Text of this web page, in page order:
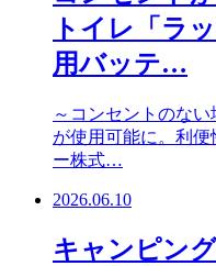
トイレ「ラ
用バッテ…
～コンセントのない
が使用可能に。利
ー株式…
2026.06.10
キャンピン